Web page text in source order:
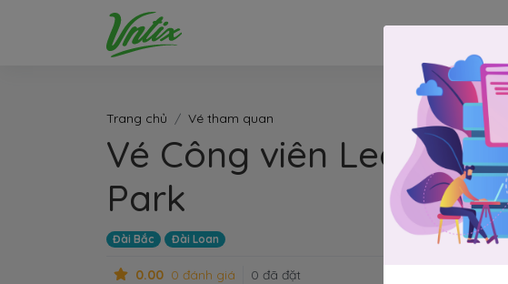
Trang chủ Vé tham quan
Vé Công viên Leofoo
Park
Đài Bắc Đài Loan
0.00 0 đánh giá 0 đã đặt